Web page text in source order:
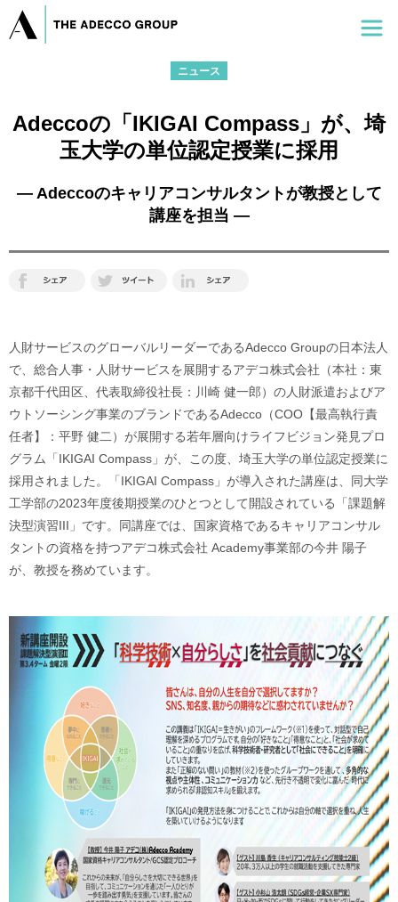
ニュース
Adeccoの「IKIGAI Compass」が、埼
玉大学の単位認定授業に採用
― Adeccoのキャリアコンサルタントが教授として
講座を担当 ―
人財サービスのグローバルリーダーであるAdecco Groupの日本法人
で、総合人事・人財サービスを展開するアデコ株式会社（本社：東
京都千代田区、代表取締役社長：川崎 健一郎）の人財派遣およびア
ウトソーシング事業のブランドであるAdecco（COO【最高執行責
任者】：平野 健二）が展開する若年層向けライフビジョン発見プロ
グラム「IKIGAI Compass」が、この度、埼玉大学の単位認定授業に
採用されました。「IKIGAI Compass」が導入された講座は、同大学
工学部の2023年度後期授業のひとつとして開設されている「課題解
決型演習III」です。同講座では、国家資格であるキャリアコンサル
タントの資格を持つアデコ株式会社 Academy事業部の今井 陽子
が、教授を務めています。